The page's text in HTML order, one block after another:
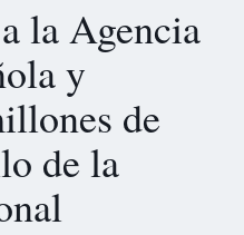
la Agencia
y
de
de la